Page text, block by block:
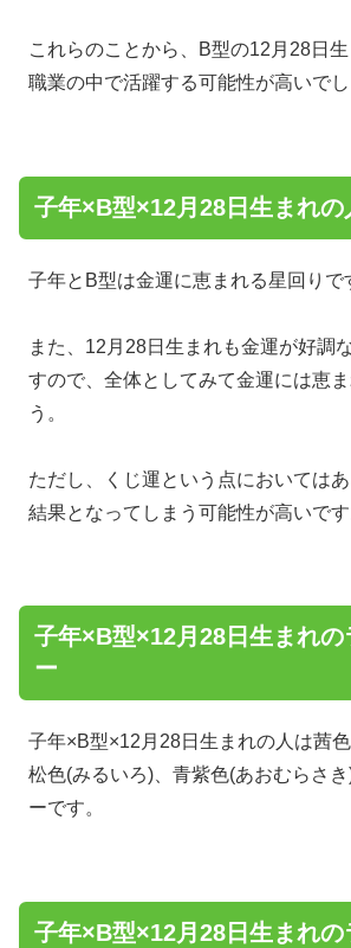
これらのことから、B型の12月28日
職業の中で活躍する可能性が高いでし
子年×B型×12月28日生まれの
子年とB型は金運に恵まれる星回りで
また、12月28日生まれも金運が好調
すので、全体としてみて金運には恵
う。
ただし、くじ運という点においては
結果となってしまう可能性が高いです
子年×B型×12月28日生まれの
ー
子年×B型×12月28日生まれの人は茜
松色(みるいろ)、青紫色(あおむらさ
ーです。
子年×B型×12月28日生まれの